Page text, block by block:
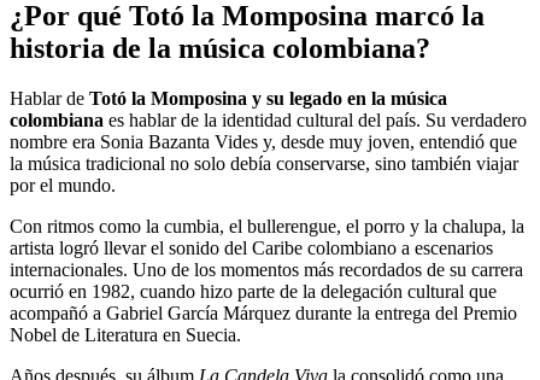
¿Por qué Totó la Momposina marcó la
historia de la música colombiana?
Hablar de Totó la Momposina y su legado en la música
colombiana es hablar de la identidad cultural del país. Su verdadero
nombre era Sonia Bazanta Vides y, desde muy joven, entendió que
la música tradicional no solo debía conservarse, sino también viajar
por el mundo.
Con ritmos como la cumbia, el bullerengue, el porro y la chalupa, la
artista logró llevar el sonido del Caribe colombiano a escenarios
internacionales. Uno de los momentos más recordados de su carrera
ocurrió en 1982, cuando hizo parte de la delegación cultural que
acompañó a Gabriel García Márquez durante la entrega del Premio
Nobel de Literatura en Suecia.